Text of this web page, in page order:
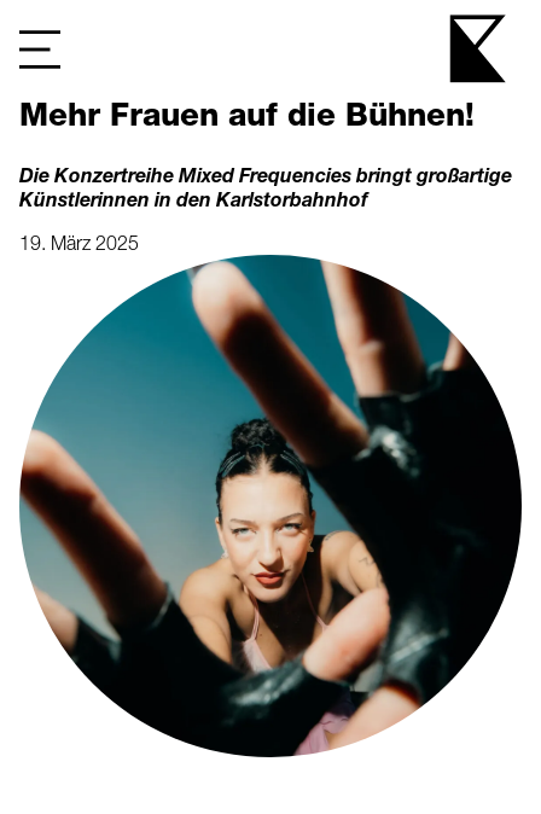
Mehr Frauen auf die Bühnen!
Die Konzertreihe Mixed Frequencies bringt großartige
Künstlerinnen in den Karlstorbahnhof
19. März 2025